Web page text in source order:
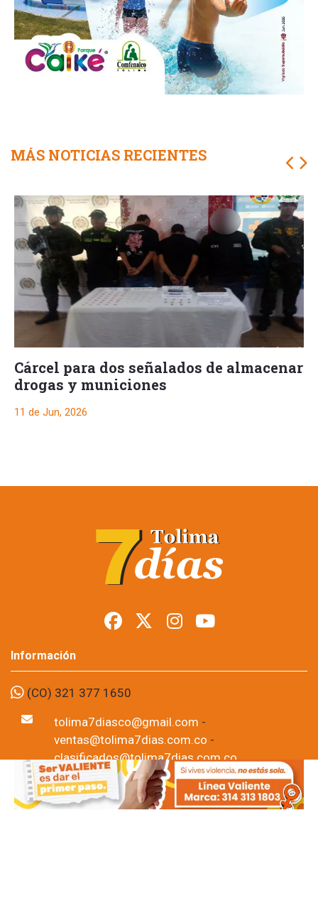
MÁS NOTICIAS RECIENTES
Cárcel para dos señalados de almacenar
drogas y municiones
11 de Jun, 2026
con 153 dosis de
bazuco y
antecedentes
Foto: suministrada a Tolima7Días.
11 de Jun, 2026
Un hombre de 31 años, identificado por las autoridades con el